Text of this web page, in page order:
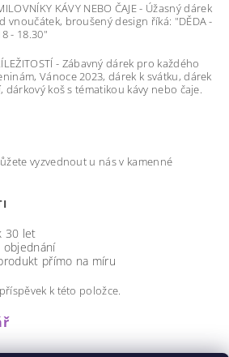
KÁVY NEBO ČAJE - Úžasný dárek
vnoučátek, broušený design říká: "DĚDA -
- 18.30"
- Zábavný dárek pro každého
Vánoce 2023, dárek k svátku, dárek
dárkový koš s tématikou kávy nebo čaje.
vyzvednout u nás v kamenné
30 let
objednání
přímo na míru
k této položce.